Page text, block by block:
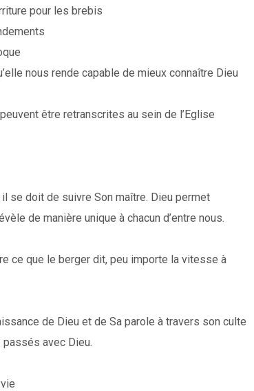
pour les brebis
nous rende capable de mieux connaître Dieu
être retranscrites au sein de l’Eglise
se doit de suivre Son maître. Dieu permet
de manière unique à chacun d’entre nous.
ce que le berger dit, peu importe la vitesse à
de Dieu et de Sa parole à travers son culte
avec Dieu.